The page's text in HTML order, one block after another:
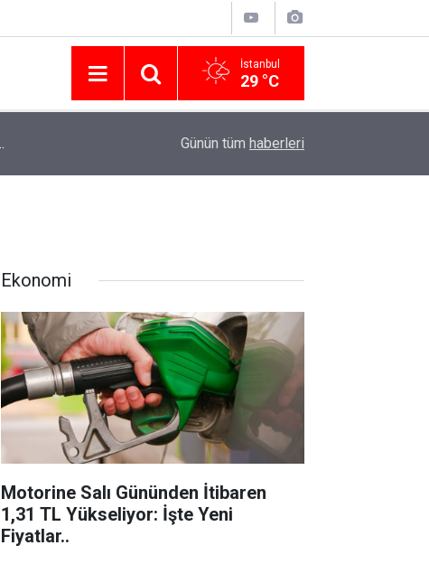
İstanbul
29 °C
Günün tüm haberleri
Ekonomi
Motorine Salı Gününden İtibaren
1,31 TL Yükseliyor: İşte Yeni
Fiyatlar..